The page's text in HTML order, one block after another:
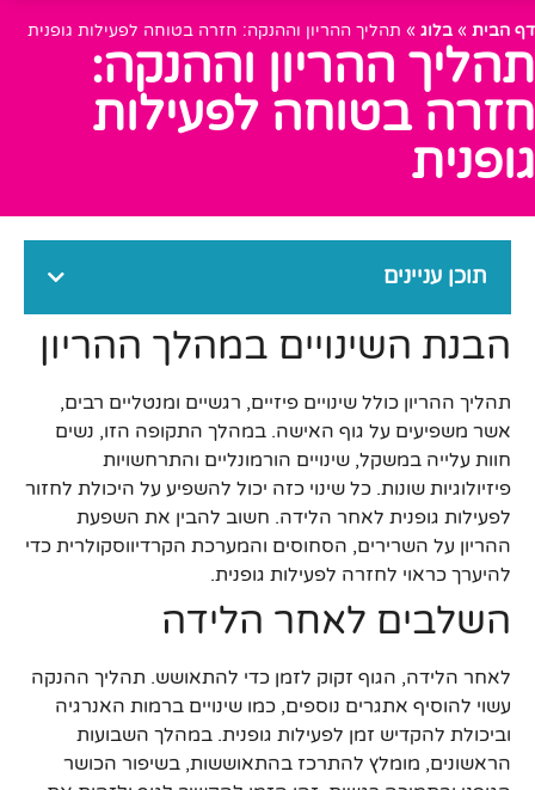
דף הבית » בלוג » תהליך ההריון וההנקה: חזרה בטוחה לפעילות גופנית
תהליך ההריון וההנקה:
חזרה בטוחה לפעילות
גופנית
תוכן עניינים
הבנת השינויים במהלך ההריון
תהליך ההריון כולל שינויים פיזיים, רגשיים ומנטליים רבים,
אשר משפיעים על גוף האישה. במהלך התקופה הזו, נשים
חוות עלייה במשקל, שינויים הורמונליים והתרחשויות
פיזיולוגיות שונות. כל שינוי כזה יכול להשפיע על היכולת לחזור
לפעילות גופנית לאחר הלידה. חשוב להבין את השפעת
ההריון על השרירים, הסחוסים והמערכת הקרדיווסקולרית כדי
להיערך כראוי לחזרה לפעילות גופנית.
השלבים לאחר הלידה
לאחר הלידה, הגוף זקוק לזמן כדי להתאושש. תהליך ההנקה
עשוי להוסיף אתגרים נוספים, כמו שינויים ברמות האנרגיה
וביכולת להקדיש זמן לפעילות גופנית. במהלך השבועות
הראשונים, מומלץ להתרכז בהתאוששות, בשיפור הכושר